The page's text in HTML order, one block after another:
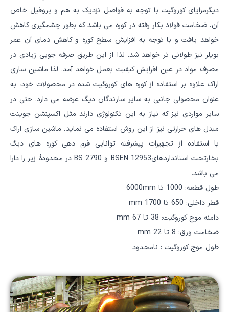
دیگرمزایای کوروگیت با توجه به فواصل نزدیک به هم و پروفیل خاص
آن، ضخامت فولاد بکار رفته در کوره می باشد که بطور چشمگیری کاهش
خواهد یافت و با توجه به افزایش سطح کوره و کاهش دمای آن عمر
بویلر نیز طولانی تر خواهد شد. لذا از این طریق صرفه جویی زیادی در
مصرف مواد در عین افزایش کیفیت بعمل خواهد آمد. لذا ماشین سازی
اراک علاوه بر استفاده از کوره های کوروگیت شده در محصولات خود، به
عنوان محصولی جانبی به سایر سازندگان دیگ عرضه می دارد. حتی در
سایر مواردی نیز که نیاز به این تکنولوژی دارند مثل اکسپنشن جوینت
مبدل های حرارتی نیز از این روش استفاده می نماید. ماشین سازی اراک
با استفاده از تجهیزات پیشرفته توانایی فرم دهی کوره های دیگ
بخارتحت استانداردهایBSEN 12953 و BS 2790 در محدودۀ زیر را دارا
می باشد.
طول قطعه: 1000 تا 6000mm
قطر داخلی: 650 تا 1700 mm
دامنه موج کوروگیت: 38 تا 67 mm
ضخامت ورق: 8 تا 22 mm
طول موج کوروگیت : نامحدود